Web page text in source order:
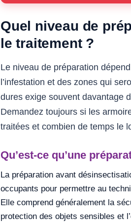
Quel niveau de
le traitement ?
Le niveau de préparation
l’infestation et des zones qui
dures exige souvent davantage
Demandez toujours si les
traitées et combien de temps le
Qu’est-ce qu’une
La préparation avant
occupants pour permettre au
Elle comprend généralement la
protection des objets sensibles et